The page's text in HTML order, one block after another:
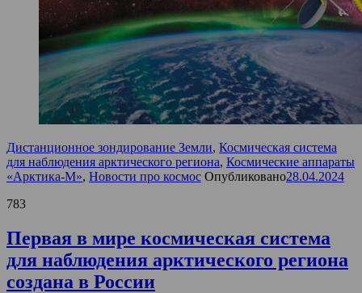
Дистанционное зондирование Земли, Космическая система
для наблюдения арктического региона, Космические аппараты
«Арктика-М», Новости про космос Опубликовано28.04.2024
783
Первая в мире космическая система
для наблюдения арктического региона
создана в России